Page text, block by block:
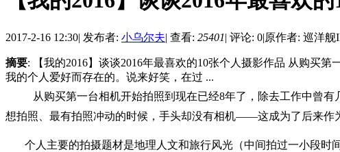
2017-2-16 12:30| 发布者: 小乌尔夫| 查看: 25401| 评论: 0|原作者: 巡洋舰
摘要: 【我的2016】谈谈2016年最喜欢的10张个人摄影作品 从购买
我的个人爱好而存在的。说来好笑，在过 ...
从购买第一台相机开始拍照到现在已经8年了，除去工作中曾
想拍照、最有拍照冲动的时候，手头却没有相机——这成为了后来作
个人主要的拍摄题材是地理人文和旅行风光（中间拍过一小段时